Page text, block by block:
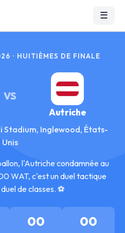
☰
· HUITIÈMES DE FINALE
VS
Autriche
Stadium, Inglewood, États-
Unis
l'Autriche condamnée au
WAT, c'est un duel tactique
de classes. ⚽
00 00